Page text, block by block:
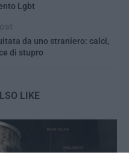
Lgbt
da uno straniero: calci,
di stupro
LIKE